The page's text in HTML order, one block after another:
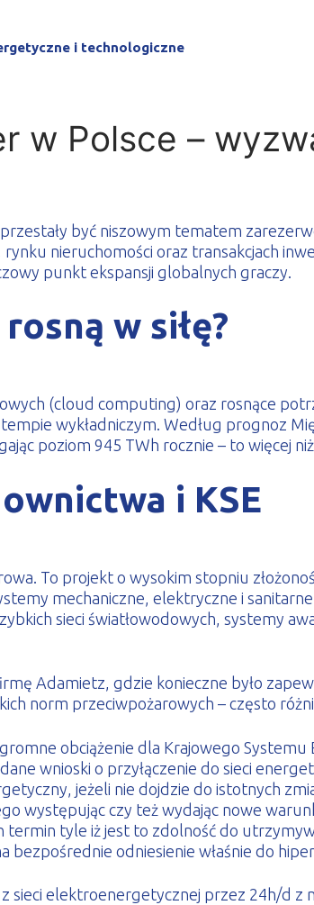
i technologiczne
w Polsce –
być niszowym tematem
nieruchomości oraz transakcjach
punkt ekspansji globalnych graczy.
w siłę?
(cloud computing) oraz rosnące
wykładniczym. Według prognoz
poziom 945 TWh rocznie – to więcej
i KSE
To projekt o wysokim stopniu
mechaniczne, elektryczne i
sieci światłowodowych, systemy
Adamietz, gdzie konieczne było
norm przeciwpożarowych – często
obciążenie dla Krajowego
wnioski o przyłączenie do sieci
jeżeli nie dojdzie do istotnych
występując czy też wydając nowe
tyle iż jest to zdolność do
bezpośrednie odniesienie właśnie do
sieci elektroenergetycznej przez 24h/d